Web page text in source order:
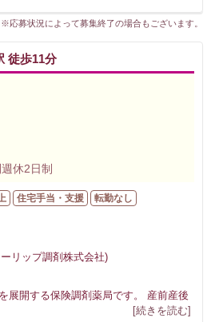
※応募状況によって募集終了の場合もございます。
徒歩11分
休2日制
住宅手当・支援
転勤なし
リップ調剤株式会社)
展開する保険調剤薬局です。 産前産後
[続きを読む]